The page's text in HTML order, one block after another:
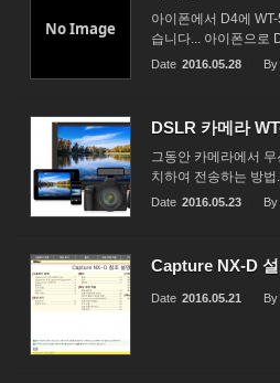
No Image
아이폰에서 D4에
습니다... 아이폰으로
Date 2016.05.28 By
DSLR 카메라
그동안 카메라에서
치하여 전송하는 방
Date 2016.05.23 By
Capture NX-D
Date 2016.05.21 By